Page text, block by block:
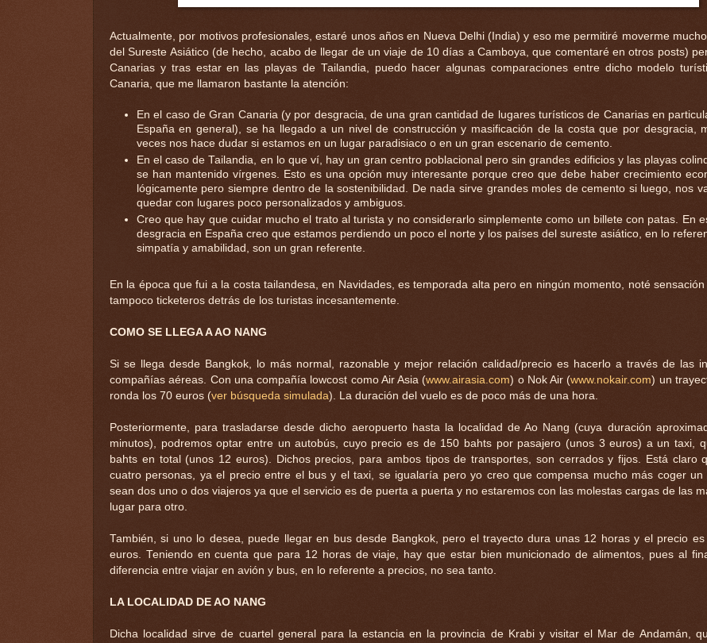
Actualmente, por motivos profesionales, estaré unos años en Nueva Delhi (India) y eso me permitiré moverme
del Sureste Asiático (de hecho, acabo de llegar de un viaje de 10 días a Camboya, que comentaré en otros posts)
Canarias y tras estar en las playas de Tailandia, puedo hacer algunas comparaciones entre dicho modelo
Canaria, que me llamaron bastante la atención:
En el caso de Gran Canaria (y por desgracia, de una gran cantidad de lugares turísticos de Canarias en
España en general), se ha llegado a un nivel de construcción y masificación de la costa que por desgracia,
veces nos hace dudar si estamos en un lugar paradisiaco o en un gran escenario de cemento.
En el caso de Tailandia, en lo que ví, hay un gran centro poblacional pero sin grandes edificios y las playas
se han mantenido vírgenes. Esto es una opción muy interesante porque creo que debe haber crecimiento
lógicamente pero siempre dentro de la sostenibilidad. De nada sirve grandes moles de cemento si luego, nos
quedar con lugares poco personalizados y ambiguos.
Creo que hay que cuidar mucho el trato al turista y no considerarlo simplemente como un billete con patas. En
desgracia en España creo que estamos perdiendo un poco el norte y los países del sureste asiático, en lo
simpatía y amabilidad, son un gran referente.
En la época que fui a la costa tailandesa, en Navidades, es temporada alta pero en ningún momento, noté
tampoco ticketeros detrás de los turistas incesantemente.
COMO SE LLEGA A AO NANG
Si se llega desde Bangkok, lo más normal, razonable y mejor relación calidad/precio es hacerlo a través de las
compañías aéreas. Con una compañía lowcost como Air Asia (www.airasia.com) o Nok Air (www.nokair.com) un
ronda los 70 euros (ver búsqueda simulada). La duración del vuelo es de poco más de una hora.
Posteriormente, para trasladarse desde dicho aeropuerto hasta la localidad de Ao Nang (cuya duración
minutos), podremos optar entre un autobús, cuyo precio es de 150 bahts por pasajero (unos 3 euros) a un taxi,
bahts en total (unos 12 euros). Dichos precios, para ambos tipos de transportes, son cerrados y fijos. Está claro
cuatro personas, ya el precio entre el bus y el taxi, se igualaría pero yo creo que compensa mucho más coger un
sean dos uno o dos viajeros ya que el servicio es de puerta a puerta y no estaremos con las molestas cargas de las
lugar para otro.
También, si uno lo desea, puede llegar en bus desde Bangkok, pero el trayecto dura unas 12 horas y el precio
euros. Teniendo en cuenta que para 12 horas de viaje, hay que estar bien municionado de alimentos, pues al
diferencia entre viajar en avión y bus, en lo referente a precios, no sea tanto.
LA LOCALIDAD DE AO NANG
Dicha localidad sirve de cuartel general para la estancia en la provincia de Krabi y visitar el Mar de Andamán,